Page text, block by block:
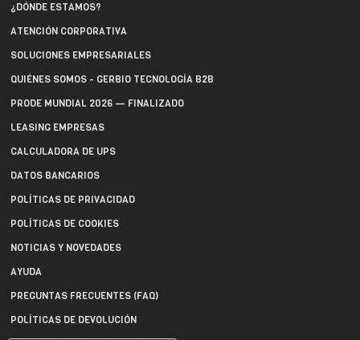
¿DÓNDE ESTAMOS?
ATENCIÓN CORPORATIVA
SOLUCIONES EMPRESARIALES
QUIÉNES SOMOS - GERBIO TECNOLOGÍA B2B
PRODE MUNDIAL 2026 — FINALIZADO
LEASING EMPRESAS
CALCULADORA DE UPS
DATOS BANCARIOS
POLÍTICAS DE PRIVACIDAD
POLÍTICAS DE COOKIES
NOTICIAS Y NOVEDADES
AYUDA
PREGUNTAS FRECUENTES (FAQ)
POLÍTICAS DE DEVOLUCIÓN